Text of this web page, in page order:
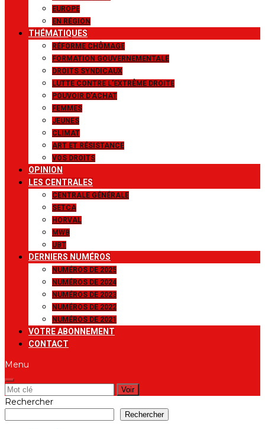
EUROPE
EN RÉGION
THÉMATIQUES
RÉFORME CHÔMAGE
FORMATION GOUVERNEMENTALE
DROITS SYNDICAUX
LUTTE CONTRE L’EXTRÊME DROITE
POUVOIR D’ACHAT
FEMMES
JEUNES
CLIMAT
ART ET RÉSISTANCE
VOS DROITS
OPINION
LES CENTRALES
CENTRALE GÉNÉRALE
SETCA
HORVAL
MWB
UBT
DERNIERS NUMÉROS
NUMÉROS DE 2025
NUMÉROS DE 2024
NUMÉROS DE 2023
NUMÉROS DE 2022
NUMÉROS DE 2021
VOTRE ABONNEMENT
CONTACT
Menu
Rechercher:
Rechercher
Rechercher